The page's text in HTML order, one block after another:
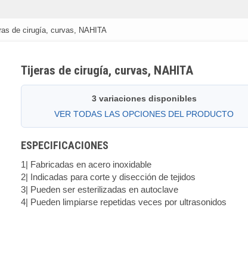
de cirugía, curvas, NAHITA
Tijeras de cirugía, curvas, NAHITA
3 variaciones disponibles
VER TODAS LAS OPCIONES DEL PRODUCTO
ESPECIFICACIONES
1| Fabricadas en acero inoxidable
2| Indicadas para corte y disección de tejidos
3| Pueden ser esterilizadas en autoclave
4| Pueden limpiarse repetidas veces por ultrasonidos